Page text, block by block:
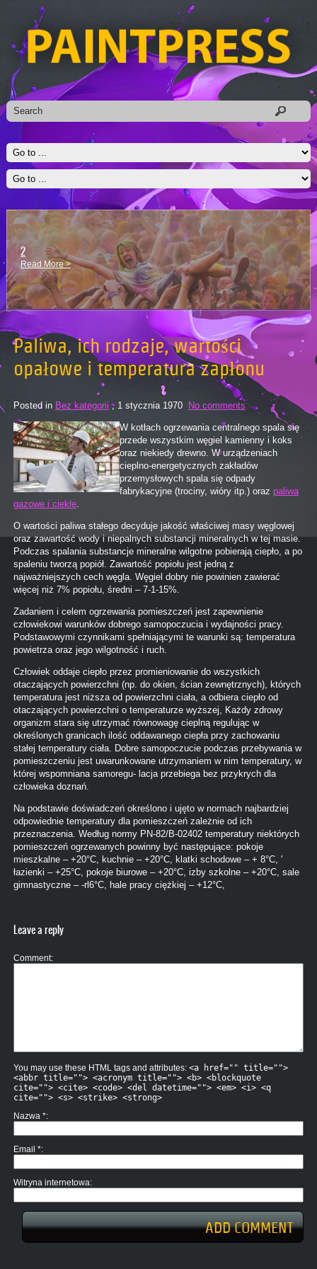
2
Read More >
Paliwa, ich rodzaje, wartości
opałowe i temperatura zapłonu
Posted in Bez kategorii , 1 stycznia 1970 No comments
W kotłach ogrzewania centralnego spala się
przede wszystkim węgiel kamienny i koks
oraz niekiedy drewno. W urządzeniach
cieplno-energetycznych zakładów
przemysłowych spala się odpady
fabrykacyjne (trociny, wióry itp.) oraz paliwa
gazowe i ciekłe.
O wartości paliwa stałego decyduje jakość właściwej masy węglowej
oraz zawartość wody i niepalnych substancji mineralnych w tej masie.
Podczas spalania substancje mineralne wilgotne pobierają ciepło, a po
spaleniu tworzą popiół. Zawartość popiołu jest jedną z
najważniejszych cech węgla. Węgiel dobry nie powinien zawierać
więcej niż 7% popiołu, średni – 7-1-15%.
Zadaniem i celem ogrzewania pomieszczeń jest zapewnienie
człowiekowi warunków dobrego samopoczucia i wydajności pracy.
Podstawowymi czynnikami spełniającymi te warunki są: temperatura
powietrza oraz jego wilgotność i ruch.
Człowiek oddaje ciepło przez promieniowanie do wszystkich
otaczających powierzchni (np. do okien, ścian zewnętrznych), których
temperatura jest niższa od powierzchni ciała, a odbiera ciepło od
otaczających powierzchni o temperaturze wyższej, Każdy zdrowy
organizm stara się utrzymać równowagę cieplną regulując w
określonych granicach ilość oddawanego ciepła przy zachowaniu
stałej temperatury ciała. Dobre samopoczucie podczas przebywania w
pomieszczeniu jest uwarunkowane utrzymaniem w nim temperatury, w
której wspomniana samoregu- lacja przebiega bez przykrych dla
człowieka doznań.
Na podstawie doświadczeń określono i ujęto w normach najbardziej
odpowiednie temperatury dla pomieszczeń zależnie od ich
przeznaczenia. Według normy PN-82/B-02402 temperatury niektórych
pomieszczeń ogrzewanych powinny być następujące: pokoje
mieszkalne – +20°C, kuchnie – +20°C, klatki schodowe – + 8°C, '
łazienki – +25°C, pokoje biurowe – +20°C, izby szkolne – +20°C, sale
gimnastyczne – -rl6°C, hale pracy ciężkiej – +12°C,
Leave a reply
Comment
You may use these HTML tags and attributes: <a href="" title="">
<abbr title=""> <acronym title=""> <b> <blockquote
cite=""> <cite> <code> <del datetime=""> <em> <i> <q
cite=""> <s> <strike> <strong>
Nazwa *
Email *
Witryna internetowa